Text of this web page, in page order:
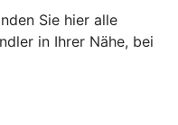
Sie hier alle
in Ihrer Nähe, bei